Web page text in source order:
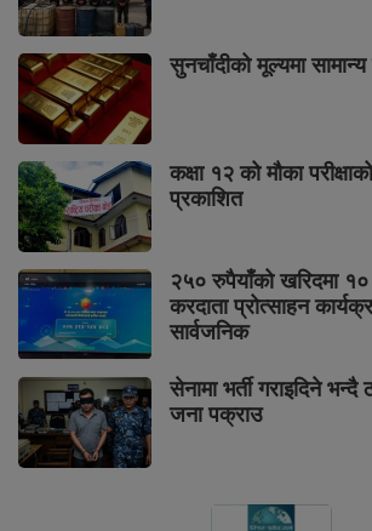
सुनचाँदीको मूल्यमा सामान्य
कक्षा १२ को मौका
प्रकाशित
२५० रुपैयाँको खरिदमा
करदाता प्रोत्साहन
सार्वजनिक
सेनामा भर्ती गराइदिने भन्दै
जना पक्राउ